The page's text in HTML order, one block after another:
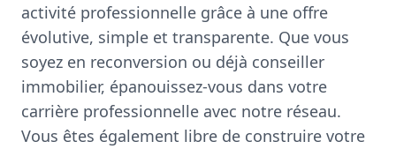
activité professionnelle grâce à une offre
évolutive, simple et transparente. Que vous
soyez en reconversion ou déjà conseiller
immobilier, épanouissez-vous dans votre
carrière professionnelle avec notre réseau.
Vous êtes également libre de construire votre